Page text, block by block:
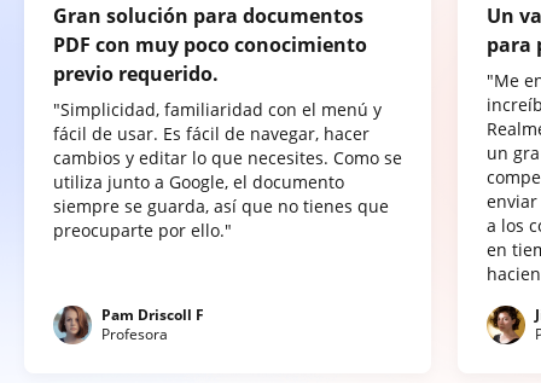
Gran solución para documentos
PDF con muy poco conocimiento
previo requerido.
"Simplicidad, familiaridad con el menú y
fácil de usar. Es fácil de navegar, hacer
cambios y editar lo que necesites. Como se
utiliza junto a Google, el documento
siempre se guarda, así que no tienes que
preocuparte por ello."
Pam Driscoll F
Profesora
Un
para
"Me
un
a los
en